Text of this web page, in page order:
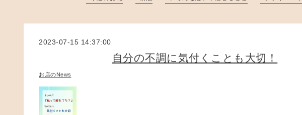
2023-07-15 14:37:00
自分の不調に気付くことも大切！
お店のNews